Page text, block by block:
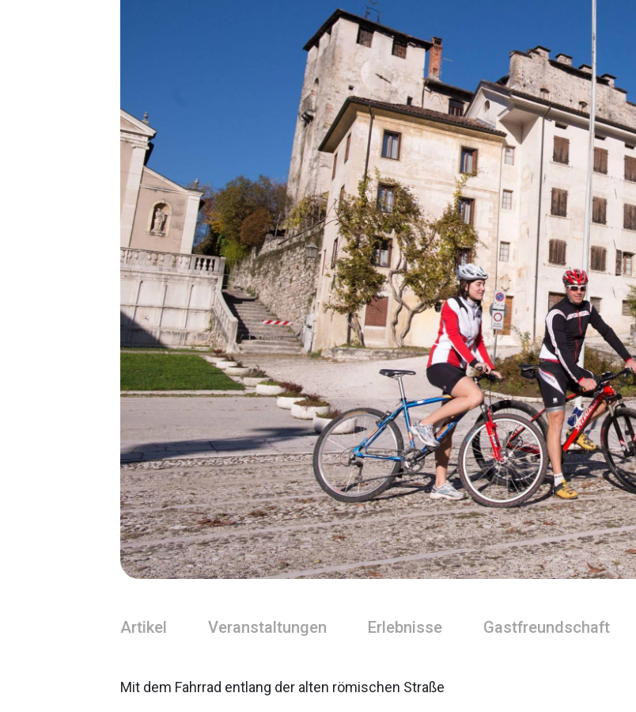
Artikel Veranstaltungen Erlebnisse Gastfreundschaft
Mit dem Fahrrad entlang der alten römischen Straße